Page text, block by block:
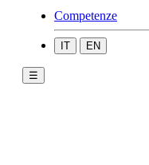
Competenze
IT EN
☰